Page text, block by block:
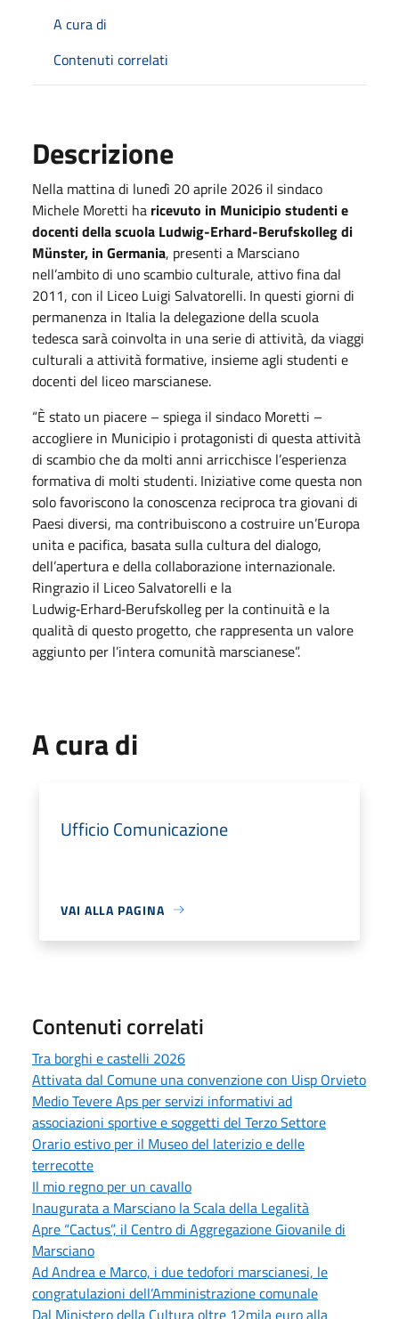
A cura di
Contenuti correlati
Descrizione
Nella mattina di lunedì 20 aprile 2026 il sindaco
Michele Moretti ha ricevuto in Municipio studenti e
docenti della scuola Ludwig-Erhard-Berufskolleg di
Münster, in Germania, presenti a Marsciano
nell’ambito di uno scambio culturale, attivo fina dal
2011, con il Liceo Luigi Salvatorelli. In questi giorni di
permanenza in Italia la delegazione della scuola
tedesca sarà coinvolta in una serie di attività, da viaggi
culturali a attività formative, insieme agli studenti e
docenti del liceo marscianese.
“È stato un piacere – spiega il sindaco Moretti –
accogliere in Municipio i protagonisti di questa attività
di scambio che da molti anni arricchisce l’esperienza
formativa di molti studenti. Iniziative come questa non
solo favoriscono la conoscenza reciproca tra giovani di
Paesi diversi, ma contribuiscono a costruire un’Europa
unita e pacifica, basata sulla cultura del dialogo,
dell’apertura e della collaborazione internazionale.
Ringrazio il Liceo Salvatorelli e la
Ludwig‑Erhard‑Berufskolleg per la continuità e la
qualità di questo progetto, che rappresenta un valore
aggiunto per l’intera comunità marscianese”.
A cura di
Ufficio Comunicazione
VAI ALLA PAGINA
Contenuti correlati
Tra borghi e castelli 2026
Attivata dal Comune una convenzione con Uisp Orvieto
Medio Tevere Aps per servizi informativi ad
associazioni sportive e soggetti del Terzo Settore
Orario estivo per il Museo del laterizio e delle
terrecotte
Il mio regno per un cavallo
Inaugurata a Marsciano la Scala della Legalità
Apre “Cactus”, il Centro di Aggregazione Giovanile di
Marsciano
Ad Andrea e Marco, i due tedofori marscianesi, le
congratulazioni dell’Amministrazione comunale
Dal Ministero della Cultura oltre 12mila euro alla